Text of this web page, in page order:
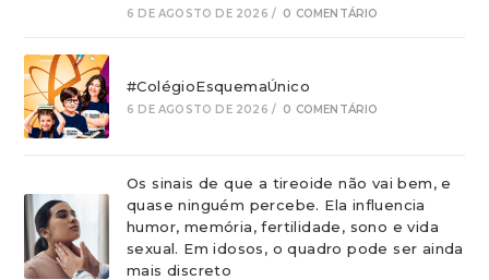
6 DE AGOSTO DE 2026 / 0 COMENTÁRIO
#ColégioEsquemaÚnico
6 DE AGOSTO DE 2026 / 0 COMENTÁRIO
Os sinais de que a tireoide não vai bem, e
quase ninguém percebe. Ela influencia
humor, memória, fertilidade, sono e vida
sexual. Em idosos, o quadro pode ser ainda
mais discreto